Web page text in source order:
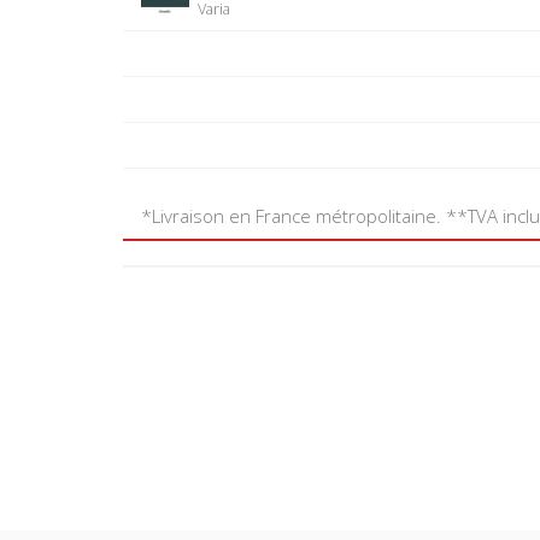
Varia
*Livraison en France métropolitaine. **TVA